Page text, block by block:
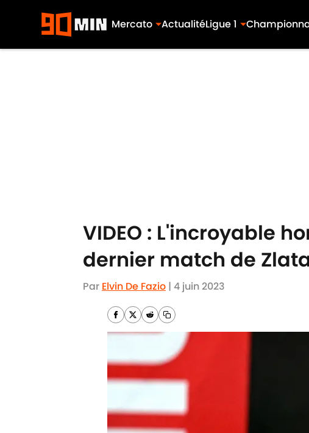
Mercato ActualitéLigue 1
VIDEO : L'incroyable
dernier match de
Par Elvin De Fazio | 4 juin 2023